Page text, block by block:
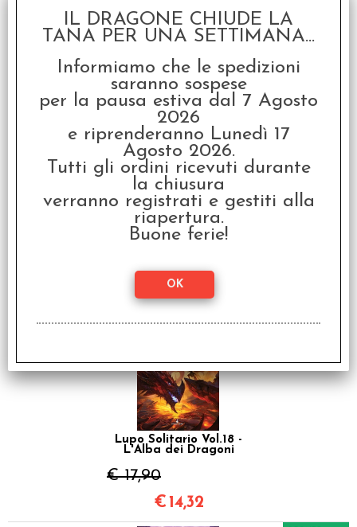
La Crociata di Darke
€ 17,90
€14,32
Lupo Solitario Vol.17 - Il
Il Signore della Morte
di Ixia
14,32
Lupo Solitario Vol.18 -
L'Alba dei Dragoni
€ 17,90
€ 14,32
IL DRAGONE CHIUDE LA
TANA PER UNA SETTIMANA...
Informiamo che le spedizioni
saranno sospese
per la pausa estiva dal 7 Agosto
2026
e riprenderanno Lunedì 17
Agosto 2026.
Tutti gli ordini ricevuti durante
la chiusura
verranno registrati e gestiti alla
riapertura.
Buone ferie!